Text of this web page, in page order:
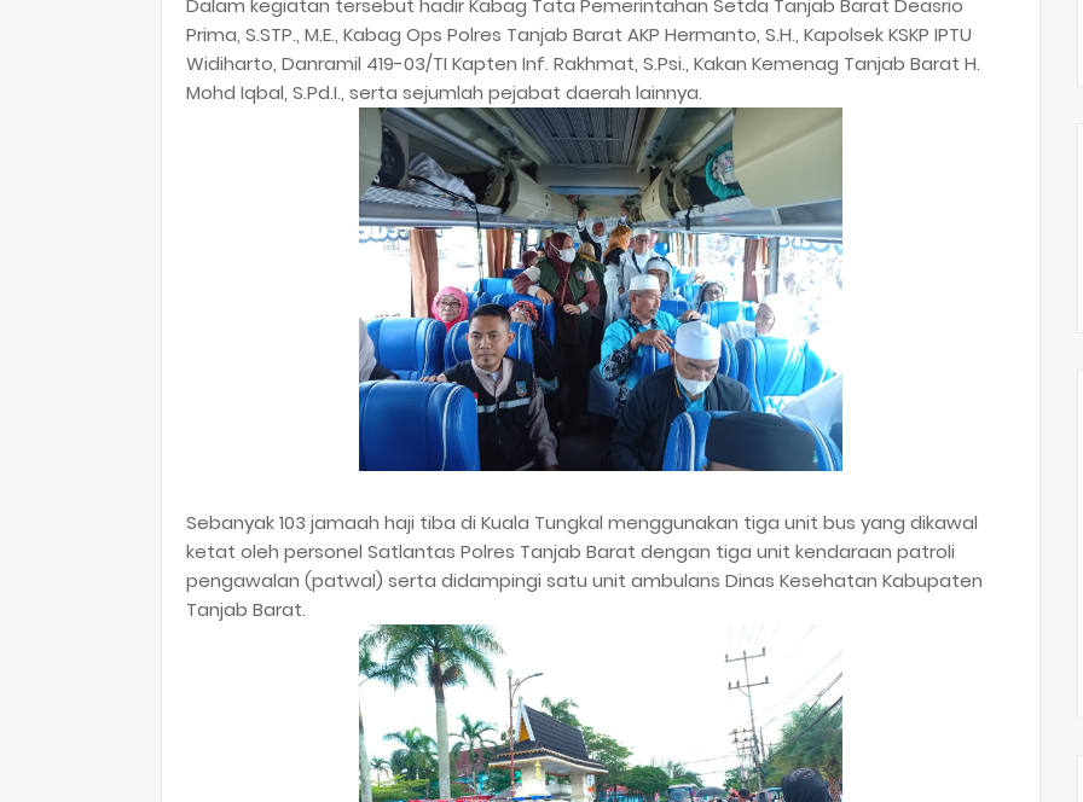
Dalam kegiatan tersebut hadir Kabag Tata Pemerintahan Setda Tanjab Barat Deasrio
Prima, S.STP., M.E., Kabag Ops Polres Tanjab Barat AKP Hermanto, S.H., Kapolsek KSKP IPTU
Widiharto, Danramil 419-03/TI Kapten Inf. Rakhmat, S.Psi., Kakan Kemenag Tanjab Barat H.
Mohd Iqbal, S.Pd.I., serta sejumlah pejabat daerah lainnya.
Sebanyak 103 jamaah haji tiba di Kuala Tungkal menggunakan tiga unit bus yang dikawal
ketat oleh personel Satlantas Polres Tanjab Barat dengan tiga unit kendaraan patroli
pengawalan (patwal) serta didampingi satu unit ambulans Dinas Kesehatan Kabupaten
Tanjab Barat.